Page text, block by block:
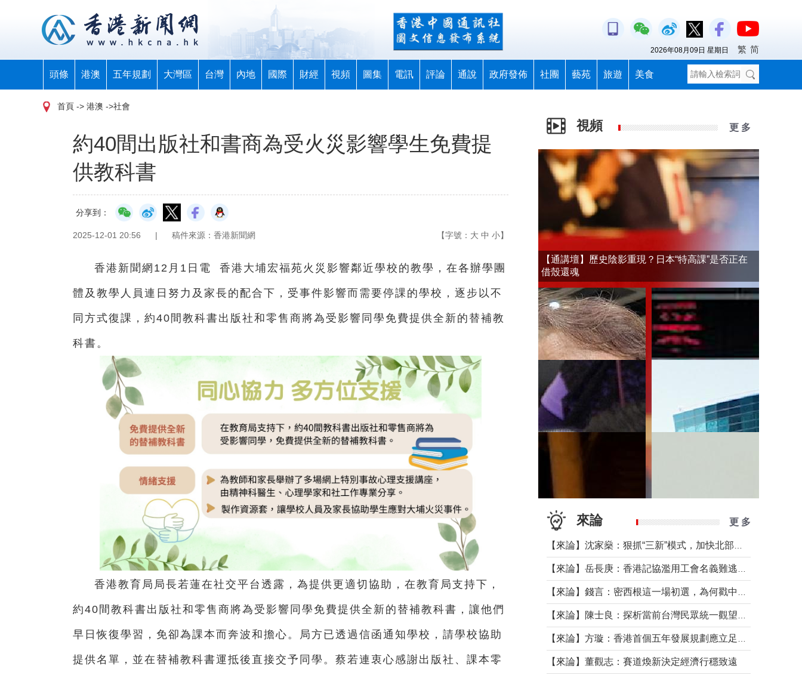
頭條 港澳 五年規劃 大灣區 台灣 內地 國際 財經 視頻 圖集 電訊 評論 通說 政府發佈 社團 藝苑 旅遊 美食
2026年08月09日 星期日 繁 简
首頁 -> 港澳 ->社會
約40間出版社和書商為受火災影響學生免費提
供教科書
分享到：
2025-12-01 20:56 | 稿件來源：香港新聞網 【字號： 大 中 小】
香港新聞網12月1日電 香港 大埔宏福苑火災影響鄰近學校的教學，在各辦學團
體及教學人員連日努力及家長的配合下，受事件影響而需要停課的學校，逐步以不
同方式復課， 約40間教科書出版社和零售商將為受影響同學免費提供全新的替補教
科書。
香港教育局局長若蓮在社交平台透露，為提供更適切協助，在教育局支持下，
約40間教科書出版社和零售商將為受影響同學免費提供全新的替補教科書，讓他們
早日恢復學習，免卻為課本而奔波和擔心。局方已透過信函通知學校，請學校協助
提供名單，並在替補教科書運抵後直接交予同學。蔡若連衷心感謝出版社、課本零
視頻 更 多
【通講壇】歷史陰影重現？日本“特高課”是否正在
借殼還魂
來論 更 多
【來論】董觀志：賽道煥新決定經濟行穩致遠